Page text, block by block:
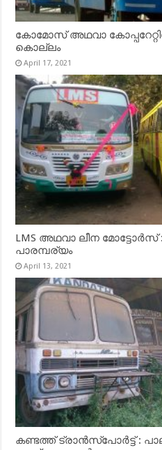
കോമോസ് അഥവാ
കൊല്ലം
April 17, 2021
LMS അഥവാ ലീന
പാരമ്പര്യം
April 13, 2021
കണ്ടത്ത് ട്രാൻസ്‌പോർട്ട് :